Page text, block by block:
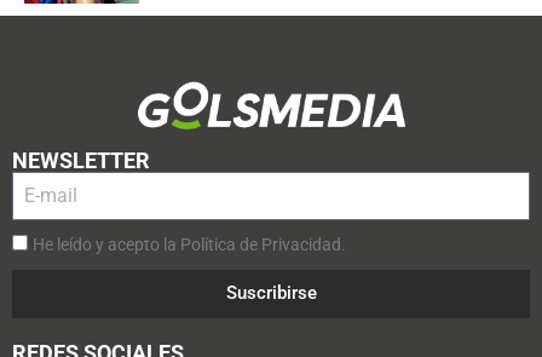
NEWSLETTER
He leído y acepto la Política de Privacidad.
Suscribirse